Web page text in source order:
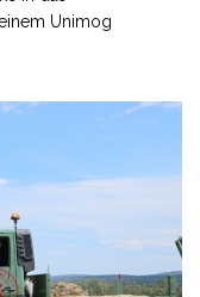
Unimog